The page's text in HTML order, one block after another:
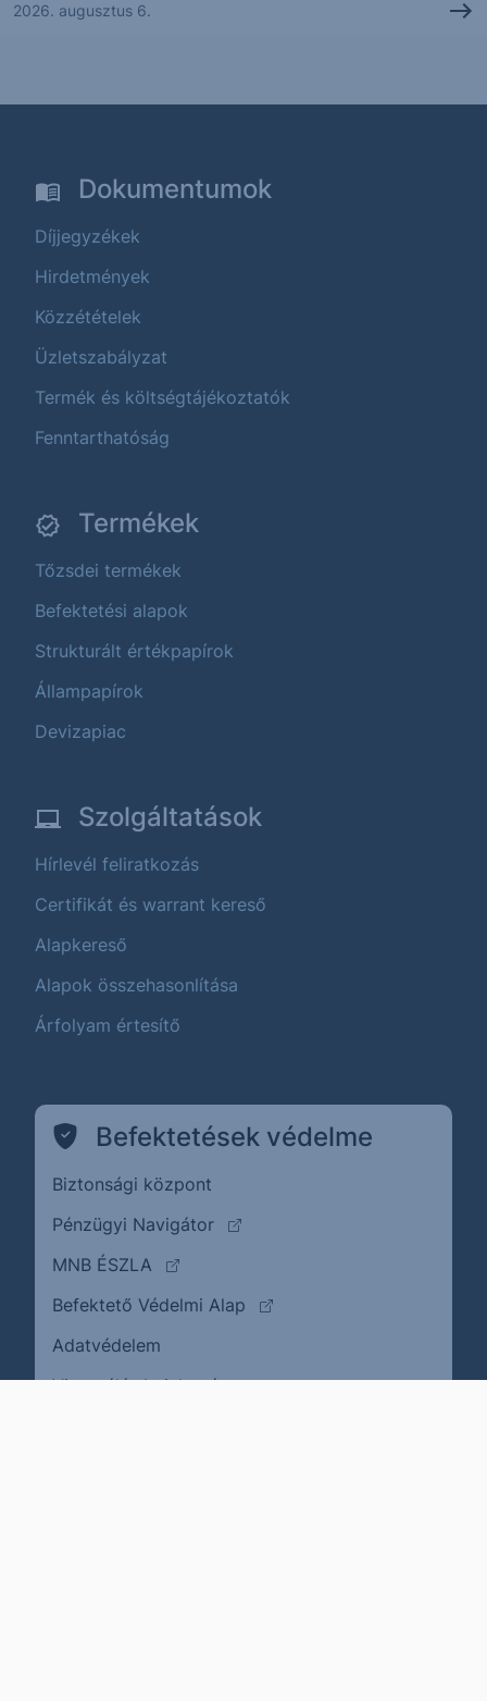
2026. augusztus 6.
Dokumentumok
Díjjegyzékek
Hirdetmények
Közzétételek
Üzletszabályzat
Termék és költségtájékoztatók
Fenntarthatóság
Termékek
Tőzsdei termékek
Befektetési alapok
Strukturált értékpapírok
Állampapírok
Devizapiac
Szolgáltatások
Hírlevél feliratkozás
Certifikát és warrant kereső
Alapkereső
Alapok összehasonlítása
Árfolyam értesítő
Befektetések védelme
Biztonsági központ
Pénzügyi Navigátor
(külső oldalra ugrik)
MNB ÉSZLA
(külső oldalra ugrik)
Befektető Védelmi Alap
(külső oldalra ugrik)
Adatvédelem
Visszaélés bejelentése(külső oldalra ugrik)